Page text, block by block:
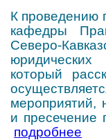
К проведению
кафедры
Северо-
который
мероприятий,
и пресечение
подробнее